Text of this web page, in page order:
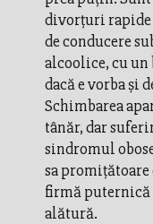
divorţuri rapide
de conducere
alcoolice, cu un
dacă e vorba şi
Schimbarea
tânăr, dar
sindromul
sa promiţătoare
firmă puternică
alătură.